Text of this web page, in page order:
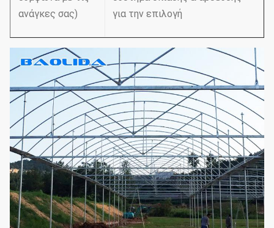
ανάγκες σας)
για την επιλογή